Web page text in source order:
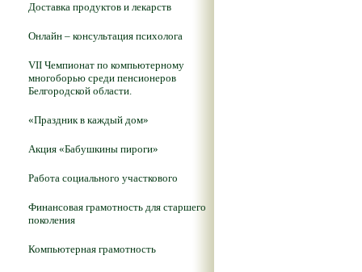
Доставка продуктов и лекарств
Онлайн – консультация психолога
VII Чемпионат по компьютерному
многоборью среди пенсионеров
Белгородской области.
«Праздник в каждый дом»
Акция «Бабушкины пироги»
Работа социального участкового
Финансовая грамотность для старшего
поколения
Компьютерная грамотность